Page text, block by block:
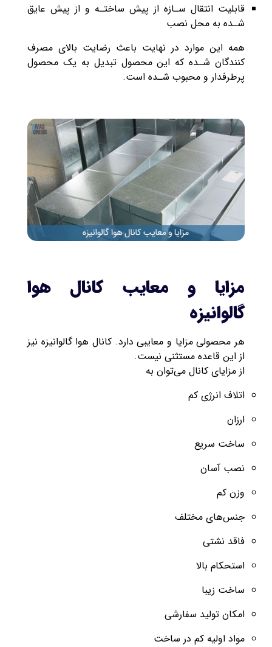
قابلیت انتقال سـازه از پیش ساختـه و از پیش عایق
شـده به محل نصب
همه این موارد در نهایت باعث رضایت بالای مصرف
کنندگان شـده که این محصول تبدیل به یک محصول
پرطرفدار و محبوب شـده است.
مزایا و معایب کانال هوا
گالوانیزه
هر محصولی مزایا و معایبی دارد. کانال هوا گالوانیزه نیز
از این قاعده مستثنی نیست.
از مزایای کانال می‌توان به
اتلاف انرژی کم
ارزان
ساخت سریع
نصب آسان
وزن کم
جنس‌های مختلف
فاقد نشتی
استحکام بالا
ساخت زیبا
امکان تولید سفارشی
مواد اولیه کم در ساخت